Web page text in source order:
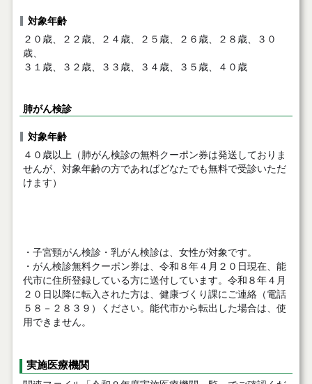
対象年齢
２０歳、２２歳、２４歳、２５歳、２６歳、２８歳、３０
歳、
３１歳、３２歳、３３歳、３４歳、３５歳、４０歳
肺がん検診
対象年齢
４０歳以上（肺がん検診の無料クーポン券は発送しておりま
せんが、対象年齢の方であればどなたでも無料で受診いただ
けます）
・子宮頸がん検診・乳がん検診は、女性が対象です。
・がん検診無料クーポン券は、令和８年４月２０日現在、能
代市に住所登録している方に送付しています。令和８年４月
２０日以降に転入された方は、健康づくり課にご連絡（電話
５８－２８３９）ください。能代市から転出した場合は、使
用できません。
実施医療機関